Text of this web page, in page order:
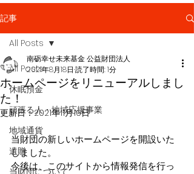
記事
All Posts
休眠預金
頑張る人・地域応援事業
地域通貨
遺贈
当財団について
All Posts
ホームページをリニューアルしまし
た！
南砺幸せ未来基金 公益財団法人
2021年8月18日 読了時間: 1分
更新日：2021年11月16日
当財団の新しいホームページを開設いた
しました。
今後は、このサイトから情報発信を行っ